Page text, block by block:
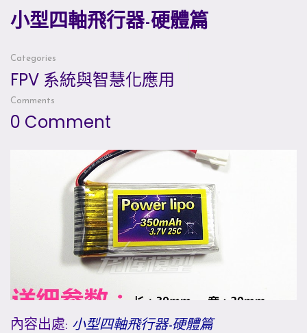
小型四軸飛行器-硬體篇
Categories
FPV 系統與智慧化應用
Comments
0 Comment
內容出處: 小型四軸飛行器-硬體篇